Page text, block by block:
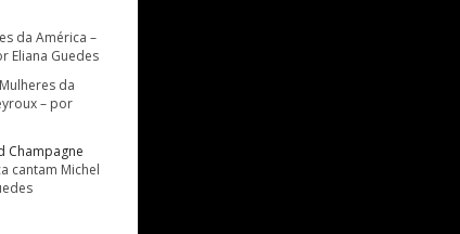
da América –
Eliana Guedes
Mulheres da
– por
Champagne
cantam Michel